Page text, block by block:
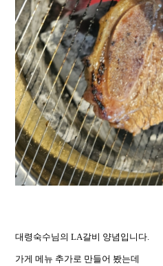
대령숙수님의 LA갈비 양념입니다.
가게 메뉴 추가로 만들어 봤는데